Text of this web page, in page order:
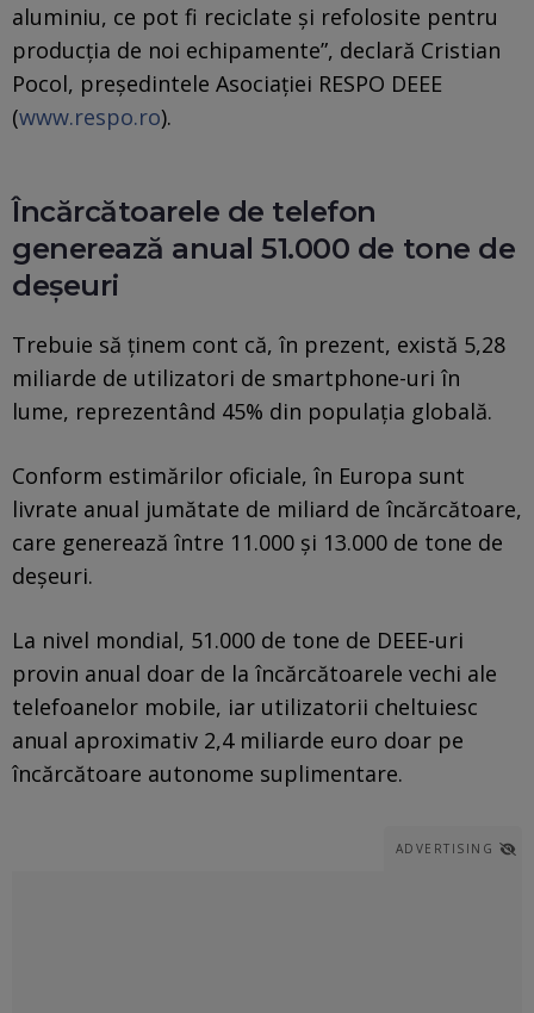
aluminiu, ce pot fi reciclate și refolosite pentru
producția de noi echipamente”, declară Cristian
Pocol, președintele Asociației RESPO DEEE
(www.respo.ro).
Încărcătoarele de telefon
generează anual 51.000 de tone de
deșeuri
Trebuie să ținem cont că, în prezent, există 5,28
miliarde de utilizatori de smartphone-uri în
lume, reprezentând 45% din populația globală.
Conform estimărilor oficiale, în Europa sunt
livrate anual jumătate de miliard de încărcătoare,
care generează între 11.000 şi 13.000 de tone de
deşeuri.
La nivel mondial, 51.000 de tone de DEEE-uri
provin anual doar de la încărcătoarele vechi ale
telefoanelor mobile, iar utilizatorii cheltuiesc
anual aproximativ 2,4 miliarde euro doar pe
încărcătoare autonome suplimentare.
ADVERTISING